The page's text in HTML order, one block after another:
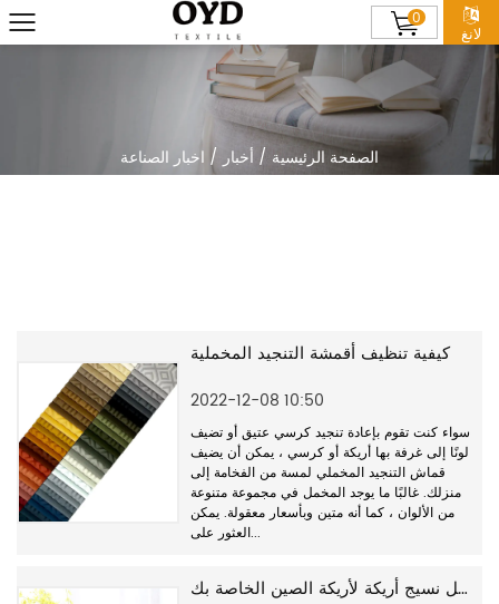
لانغ
0
الصفحة الرئيسية / أخبار / اخبار الصناعة
كيفية تنظيف أقمشة التنجيد المخملية
2022-12-08 10:50
سواء كنت تقوم بإعادة تنجيد كرسي عتيق أو تضيف
لونًا إلى غرفة بها أريكة أو كرسي ، يمكن أن يضيف
قماش التنجيد المخملي لمسة من الفخامة إلى
منزلك. غالبًا ما يوجد المخمل في مجموعة متنوعة
من الألوان ، كما أنه متين وبأسعار معقولة. يمكن
العثور على...
كيفية اختيار أفضل نسيج أريكة لأريكة الصين الخاصة بك